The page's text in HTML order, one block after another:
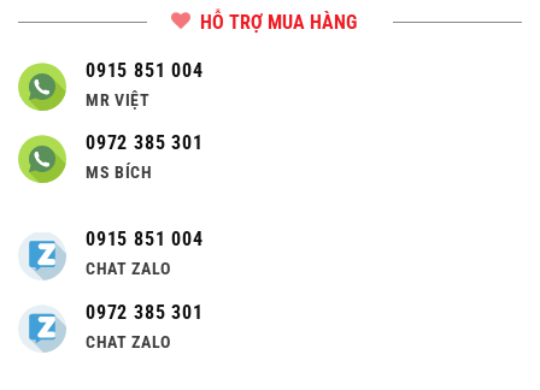
HỖ TRỢ MUA HÀNG
0915 851 004
MR VIỆT
0972 385 301
MS BÍCH
0915 851 004
CHAT ZALO
0972 385 301
CHAT ZALO